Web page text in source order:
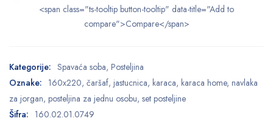
<span class="ts-tooltip button-tooltip" data-title="Add to
compare">Compare</span>
Kategorije: Spavaća soba, Posteljina
Oznake: 160x220, čaršaf, jastucnica, karaca, karaca home, navlaka
za jorgan, posteljina za jednu osobu, set posteljine
Šifra: 160.02.01.0749